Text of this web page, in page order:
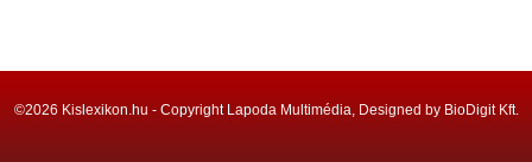
©2026 Kislexikon.hu - Copyright Lapoda Multimédia, Designed by BioDigit Kft.